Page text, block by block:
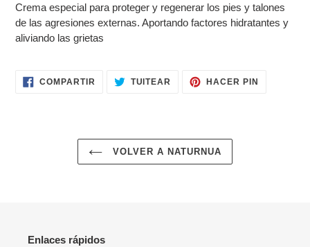
producto
a
tu
compra
Crema especial para proteger y regenerar los pies y talones
de las agresiones externas. Aportando factores hidratantes y
aliviando las grietas
COMPARTIR COMPARTIRTUITEAR TUITEARHACER PIN
VOLVER A NATURNUA
Enlaces rápidos